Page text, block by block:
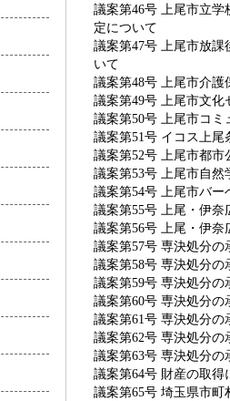
議案第46号 上尾市立
定について
議案第47号 上尾市放
いて
議案第48号 上尾市介
議案第49号 上尾市文
議案第50号 上尾市コ
議案第51号 イコス上
議案第52号 上尾市都
議案第53号 上尾市自
議案第54号 上尾市バ
議案第55号 上尾・伊
議案第56号 上尾・伊
議案第57号 専決処分の
議案第58号 専決処分の
議案第59号 専決処分の
議案第60号 専決処分の
議案第61号 専決処分の
議案第62号 専決処分の
議案第63号 専決処分の
議案第64号 財産の取得
議案第65号 埼玉県市